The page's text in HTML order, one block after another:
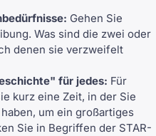
Gehen Sie
Was sind die zwei oder
denen sie verzweifelt
für jedes: Für
kurz eine Zeit, in der Sie
um ein großartiges
Sie in Begriffen der STAR-